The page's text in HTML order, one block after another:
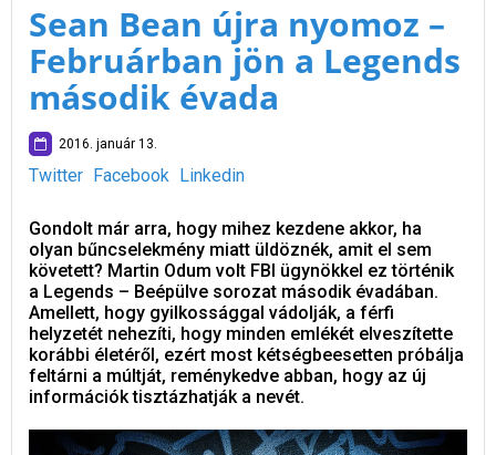
Sean Bean újra nyomoz –
Februárban jön a Legends
második évada
2016. január 13.
Twitter Facebook Linkedin
Gondolt már arra, hogy mihez kezdene akkor, ha
olyan bűncselekmény miatt üldöznék, amit el sem
követett? Martin Odum volt FBI ügynökkel ez történik
a Legends – Beépülve sorozat második évadában.
Amellett, hogy gyilkossággal vádolják, a férfi
helyzetét nehezíti, hogy minden emlékét elveszítette
korábbi életéről, ezért most kétségbeesetten próbálja
feltárni a múltját, reménykedve abban, hogy az új
információk tisztázhatják a nevét.